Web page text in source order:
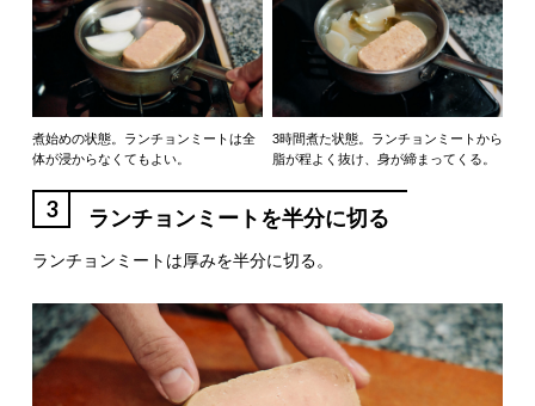
煮始めの状態。ランチョンミートは全
体が浸からなくてもよい。
3時間煮た状態。ランチョンミートから
脂が程よく抜け、身が締まってくる。
3 ランチョンミートを半分に切る
ランチョンミートは厚みを半分に切る。